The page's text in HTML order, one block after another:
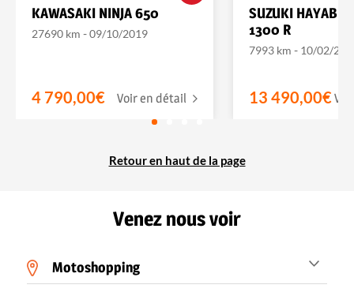
KAWASAKI NINJA 650
27690 km -09/10/2019
4 790,00€ Voir en détail
SUZUKI
1300 R
7993 km - 10/02/
13 490,00€
Retour en haut de la page
Venez nous voir
Motoshopping